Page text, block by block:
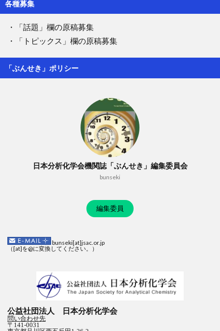
各種募集
・「話題」欄の原稿募集
・「トピックス」欄の原稿募集
「ぶんせき」ポリシー
日本分析化学会機関誌「ぶんせき」編集委員会
bunseki
編集委員
bunseki[at]jsac.or.jp
（[at]を@に変換してください。）
公益社団法人 日本分析化学会
問い合わせ先
〒141-0031